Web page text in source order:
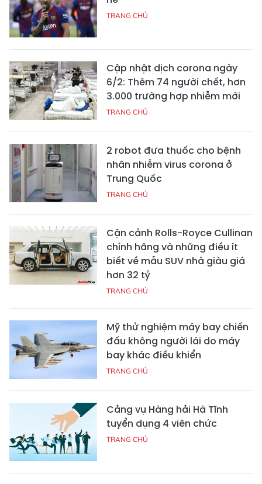
TRANG CHỦ
Cập nhật dịch corona ngày
6/2: Thêm 74 người chết, hơn
3.000 trường hợp nhiễm mới
TRANG CHỦ
2 robot đưa thuốc cho bệnh
nhân nhiễm virus corona ở
Trung Quốc
TRANG CHỦ
Cận cảnh Rolls-Royce Cullinan
chính hãng và những điều ít
biết về mẫu SUV nhà giàu giá
hơn 32 tỷ
TRANG CHỦ
Mỹ thử nghiệm máy bay chiến
đấu không người lái do máy
bay khác điều khiển
TRANG CHỦ
Cảng vụ Hàng hải Hà Tĩnh
tuyển dụng 4 viên chức
TRANG CHỦ